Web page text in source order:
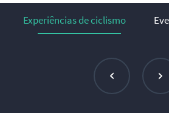
Experiências de ciclismo